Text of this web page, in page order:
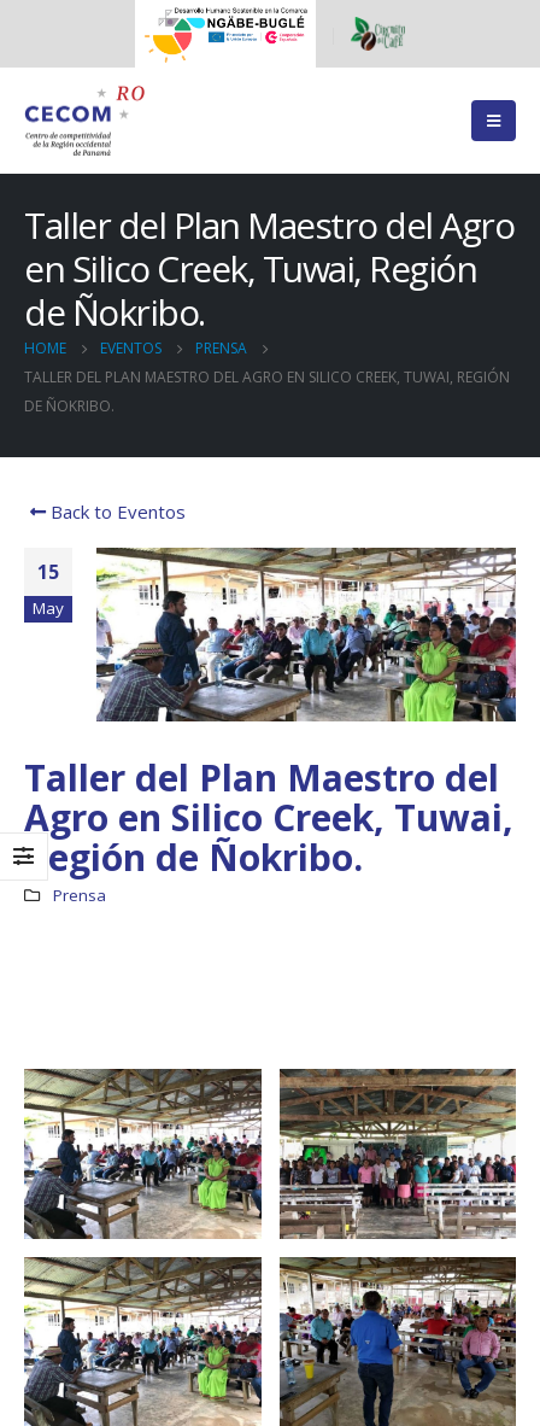
Taller del Plan Maestro del Agro
en Silico Creek, Tuwai, Región
de Ñokribo.
HOME EVENTOS
PRENSA
TALLER DEL PLAN MAESTRO DEL AGRO EN SILICO CREEK, TUWAI, REGIÓN
DE ÑOKRIBO.
Back to Eventos
15
May
Taller del Plan Maestro del
Agro en Silico Creek, Tuwai,
Región de Ñokribo.
Prensa
perspectivas
regionales en el Plan
Estratégico de Gobierno 2025-
2029
27 diciembre, 2024
Presentación de
Avances del proyecto
Soluciones Integrales
de Acceso Universal a
la Energía
13 noviembre, 2024
CECOMRO se
con el presidente
Raúl Mulino
6 septiembre, 2024
Encuentro de
Lideresas para
Fortalecimiento
Integral de la
Gobernanza y Derechos
Humanos en la CNB con
Enfoque de Género
31 julio, 2024